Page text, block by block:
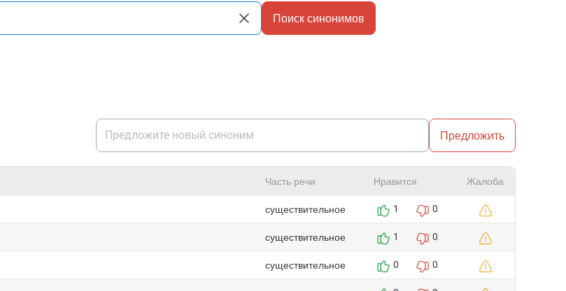
Поиск синонимов
Предложить
Часть речи Нравится Жалоба
существительное 1 0
существительное 1 0
существительное 0 0